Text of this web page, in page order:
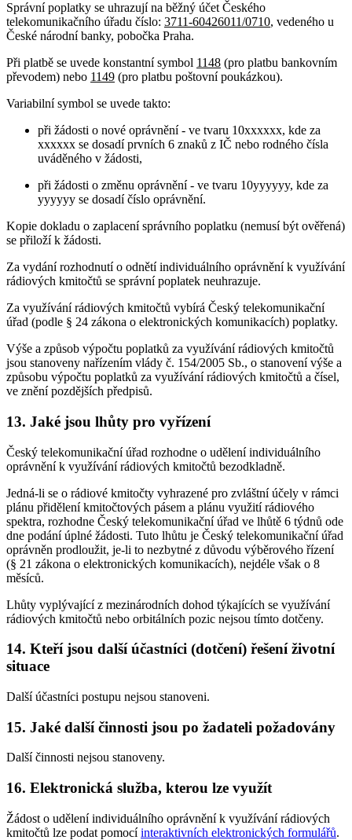
Správní poplatky se uhrazují na běžný účet Českého
telekomunikačního úřadu číslo: 3711-60426011/0710, vedeného u
České národní banky, pobočka Praha.
Při platbě se uvede konstantní symbol 1148 (pro platbu bankovním
převodem) nebo 1149 (pro platbu poštovní poukázkou).
Variabilní symbol se uvede takto:
při žádosti o nové oprávnění - ve tvaru 10xxxxxx, kde za
xxxxxx se dosadí prvních 6 znaků z IČ nebo rodného čísla
uváděného v žádosti,
při žádosti o změnu oprávnění - ve tvaru 10yyyyyy, kde za
yyyyyy se dosadí číslo oprávnění.
Kopie dokladu o zaplacení správního poplatku (nemusí být ověřená)
se přiloží k žádosti.
Za vydání rozhodnutí o odnětí individuálního oprávnění k využívání
rádiových kmitočtů se správní poplatek neuhrazuje.
Za využívání rádiových kmitočtů vybírá Český telekomunikační
úřad (podle § 24 zákona o elektronických komunikacích) poplatky.
Výše a způsob výpočtu poplatků za využívání rádiových kmitočtů
jsou stanoveny nařízením vlády č. 154/2005 Sb., o stanovení výše a
způsobu výpočtu poplatků za využívání rádiových kmitočtů a čísel,
ve znění pozdějších předpisů.
13. Jaké jsou lhůty pro vyřízení
Český telekomunikační úřad rozhodne o udělení individuálního
oprávnění k využívání rádiových kmitočtů bezodkladně.
Jedná-li se o rádiové kmitočty vyhrazené pro zvláštní účely v rámci
plánu přidělení kmitočtových pásem a plánu využití rádiového
spektra, rozhodne Český telekomunikační úřad ve lhůtě 6 týdnů ode
dne podání úplné žádosti. Tuto lhůtu je Český telekomunikační úřad
oprávněn prodloužit, je-li to nezbytné z důvodu výběrového řízení
(§ 21 zákona o elektronických komunikacích), nejdéle však o 8
měsíců.
Lhůty vyplývající z mezinárodních dohod týkajících se využívání
rádiových kmitočtů nebo orbitálních pozic nejsou tímto dotčeny.
14. Kteří jsou další účastníci (dotčení) řešení životní
situace
Další účastníci postupu nejsou stanoveni.
15. Jaké další činnosti jsou po žadateli požadovány
Další činnosti nejsou stanoveny.
16. Elektronická služba, kterou lze využít
Žádost o udělení individuálního oprávnění k využívání rádiových
kmitočtů lze podat pomocíinteraktivních elektronických formulářů.